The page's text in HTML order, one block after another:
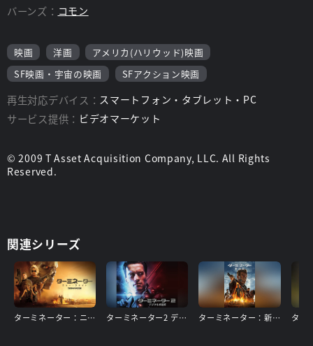
バーンズ： コモン
映画 洋画
アメリカ(ハリウッド)映画
SF映画・宇宙の映画
SFアクション映画
再生対応デバイス： スマートフォン・タブレット・PC
サービス提供： ビデオマーケット
© 2009 T Asset Acquisition Company, LLC. All Rights
Reserved.
関連シリーズ
ターミネーター：ニュー・フェイト ターミネーター2 デジタル修復版 ターミネーター：新起動/ジェニシス